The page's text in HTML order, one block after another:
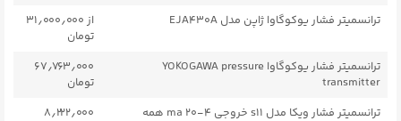
ترانسمیتر فشار یوکوگاوا ژاپن مدل EJA430A
از ۳۱٫۰۰۰٫۰۰۰
تومان
ترانسمیتر فشار یوکوگاوا YOKOGAWA pressure
transmitter
۶۷٫۷۶۳٫۰۰۰
تومان
ترانسمیتر فشار ویکا مدل s11 خروجی ۴-۲۰ ma همه
۸٫۲۲۲٫۰۰۰